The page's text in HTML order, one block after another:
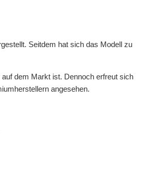
Seitdem hat sich das Modell zu
dem Markt ist. Dennoch erfreut sich
angesehen.